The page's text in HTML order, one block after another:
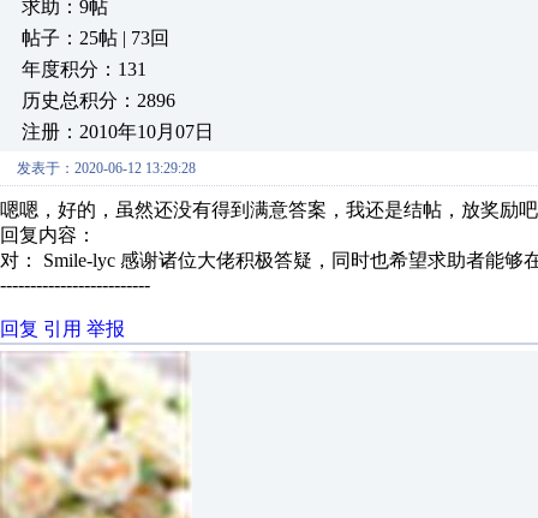
求助：9帖
帖子：25帖 | 73回
年度积分：131
历史总积分：2896
注册：2010年10月07日
发表于：2020-06-12 13:29:28
嗯嗯，好的，虽然还没有得到满意答案，我还是结帖，放奖励吧
回复内容：
对： Smile-lyc 感谢诸位大佬积极答疑，同时也希望求助者能够
-------------------------
回复 引用 举报